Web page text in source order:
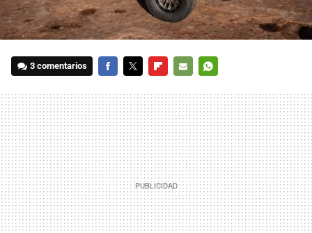
3 comentarios
MAIL